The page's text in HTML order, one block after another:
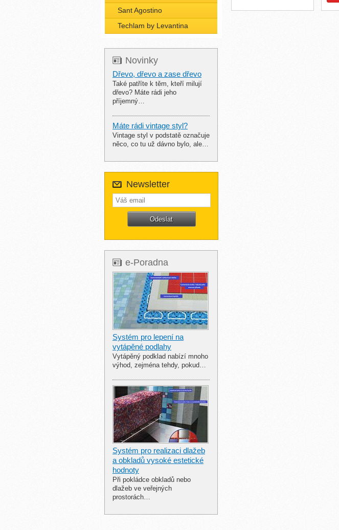
Sant Agostino
Techlam by Levantina
Novinky
Dřevo, dřevo a zase dřevo
Také patříte k těm, kteří milují
dřevo? Máte rádi jeho
příjemný…
Máte rádi vintage styl?
Vintage styl v podstatě označuje
něco, co tu už dávno bylo, ale…
Newsletter
e-Poradna
Systém pro lepení na
vytápěné podlahy
Vytápěný podklad nabízí mnoho
výhod, zejména tehdy, pokud…
Systém pro realizaci dlažeb
a obkladů vysoké estetické
hodnoty
Při pokládce obkladů nebo
dlažeb ve veřejných
prostorách…